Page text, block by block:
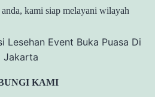
kami siap melayani wilayah
KAMI